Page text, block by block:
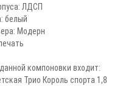
ЛДСП
белый
Модерн
компоновки входит:
Трио Король спорта 1,8